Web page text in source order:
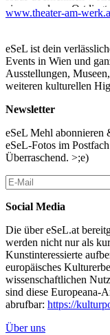
einem anderen Ort
Maschinenpistolen sind
die sich ihren Weg
Anfang der 2000er
die
Räume in besetzten
weltweit von privaten
Für UN-WALLING
Wohnung als
Theaterelement. Dann
demontiert das Haus,
jeden Abend, in jeder
Zerstörungsvorgangs
Wände-Gehens“ und
Mittel ein – Video,
Texte, Interviews,
fiktionalisierte
toxic dreams wurde
Yosi Wanunu
Gruppe mehr als 80
www.theater-am-
eSeL ist dein
Events in Wien und
Ausstellungen,
weiteren kulturellen
Newsletter
eSeL Mehl
eSeL-Fotos im
Überraschend. >;e)
Social Media
Die über eSeL.at
werden nicht nur als
Kunstinteressierte
europäisches
wissenschaftlichen
sind diese Europeana-
abrufbar: https://
Über uns